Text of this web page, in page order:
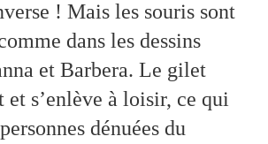
! Mais les souris sont
dans les dessins
et Barbera. Le gilet
et s’enlève à loisir, ce qui
dénuées du